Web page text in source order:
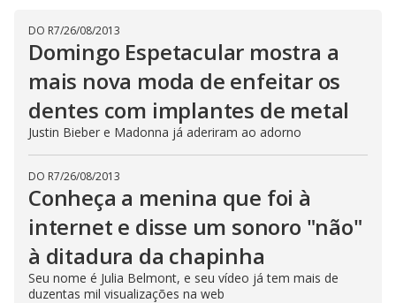
DO R7/26/08/2013
Domingo Espetacular mostra a
mais nova moda de enfeitar os
dentes com implantes de metal
Justin Bieber e Madonna já aderiram ao adorno
DO R7/26/08/2013
Conheça a menina que foi à
internet e disse um sonoro "não"
à ditadura da chapinha
Seu nome é Julia Belmont, e seu vídeo já tem mais de
duzentas mil visualizações na web